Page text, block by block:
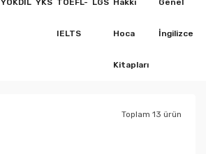
YÖKDİL YKS TOEFL-
IELTS
LGS Hakkı
Hoca
Kitapları
Genel
İngilizce
Toplam 13 ürün